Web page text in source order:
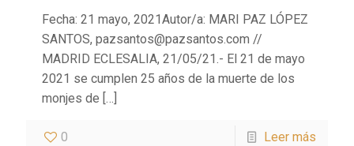
Fecha: 21 mayo, 2021Autor/a: MARI PAZ LÓPEZ
SANTOS, pazsantos@pazsantos.com //
MADRID ECLESALIA, 21/05/21.- El 21 de mayo
2021 se cumplen 25 años de la muerte de los
monjes de […]
0 Leer más